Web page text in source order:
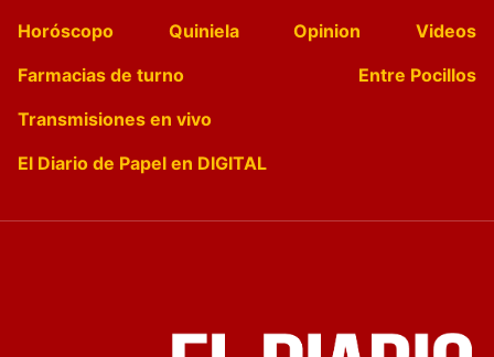
Horóscopo
Quiniela Opinion
Videos
Farmacias de turno
Entre Pocillos
Transmisiones en vivo
El Diario de Papel en DIGITAL